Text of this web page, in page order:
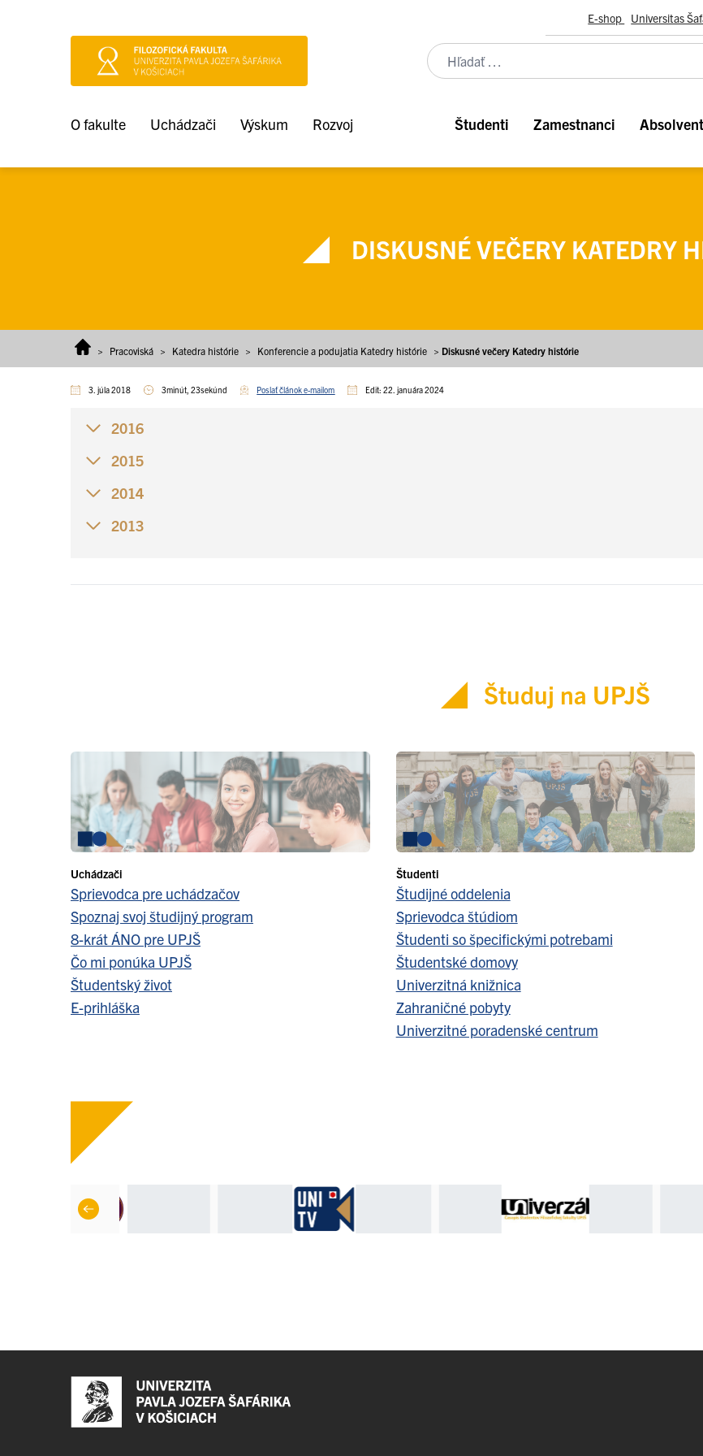
E-shop Universitas
O fakulte Uchádzači Výskum Rozvoj Študenti Zamestnanci
DISKUSNÉ VEČERY KATEDRY
> Pracoviská > Katedra histórie > Konferencie a podujatia Katedry histórie > Diskusné večery Katedry histórie
3. júla 2018 3minút, 23sekúnd Poslať článok e-mailom Edit: 22. januára 2024
2016
2015
2014
2013
Študuj na UPJŠ
Uchádzači
Sprievodca pre uchádzačov
Spoznaj svoj študijný program
8-krát ÁNO pre UPJŠ
Čo mi ponúka UPJŠ
Študentský život
E-prihláška
Študenti
Študijné oddelenia
Sprievodca štúdiom
Študenti so špecifickými potrebami
Študentské domovy
Univerzitná knižnica
Zahraničné pobyty
Univerzitné poradenské centrum